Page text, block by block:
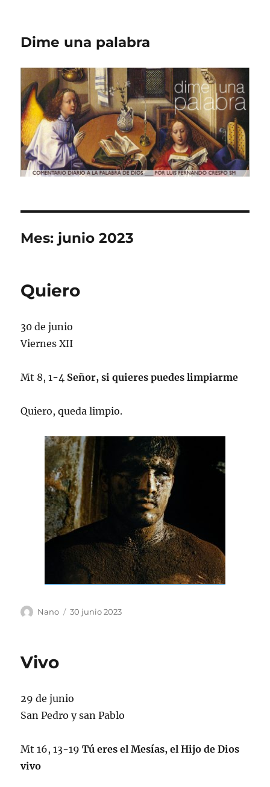
Dime una palabra
Mes: junio 2023
Quiero
30 de junio
Viernes XII
Mt 8, 1-4 Señor, si quieres puedes limpiarme
Quiero, queda limpio.
Autor
Nano
Publicado
30 junio 2023
Vivo
29 de junio
San Pedro y san Pablo
Mt 16, 13-19Tú eres el Mesías, el Hijo de Dios
vivo